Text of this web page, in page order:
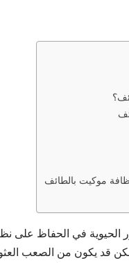
موكيت بالطائف
في الحفاظ على
قد يكون من الصعب